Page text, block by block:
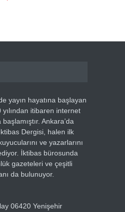
yayın hayatına başlayan
itibaren internet
Ankara’da
Dergisi, halen ilk
ve yazarlarını
İktibas bürosunda
gazeteleri ve çeşitli
da bulunuyor.
06420 Yenişehir